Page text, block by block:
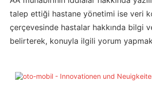
talep ettiği hastane yönetimi ise veri
çerçevesinde hastalar hakkında bilgi
belirterek, konuyla ilgili yorum